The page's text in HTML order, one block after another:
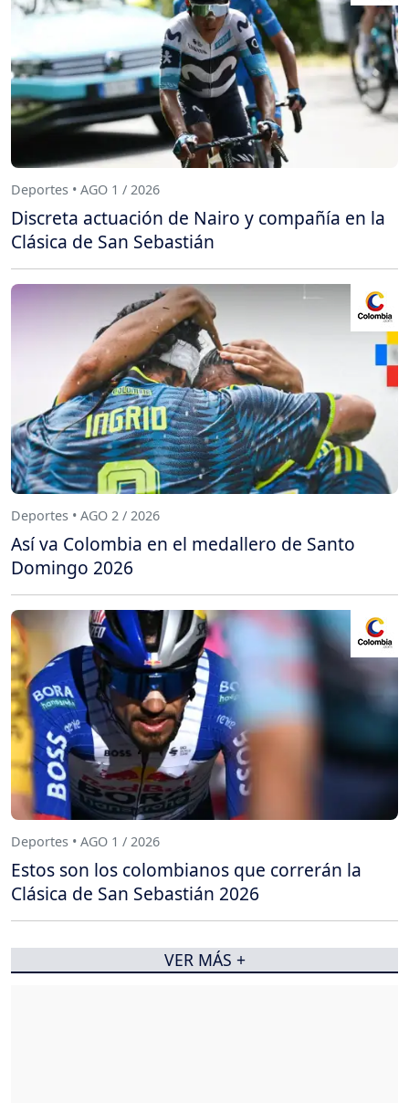
Deportes • AGO 1 / 2026
Discreta actuación de Nairo y compañía en la
Clásica de San Sebastián
Deportes • AGO 2 / 2026
Así va Colombia en el medallero de Santo
Domingo 2026
Deportes • AGO 1 / 2026
Estos son los colombianos que correrán la
Clásica de San Sebastián 2026
VER MÁS +